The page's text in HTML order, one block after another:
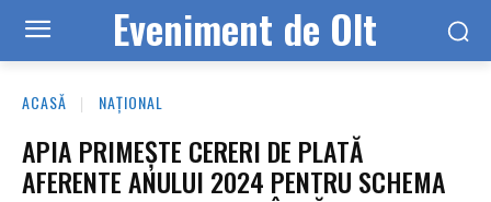
Eveniment de Olt
ACASĂ NAȚIONAL
APIA PRIMEŞTE CERERI DE PLATĂ
AFERENTE ANULUI 2024 PENTRU SCHEMA